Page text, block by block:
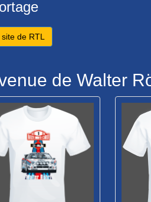
de RTL
de Walter